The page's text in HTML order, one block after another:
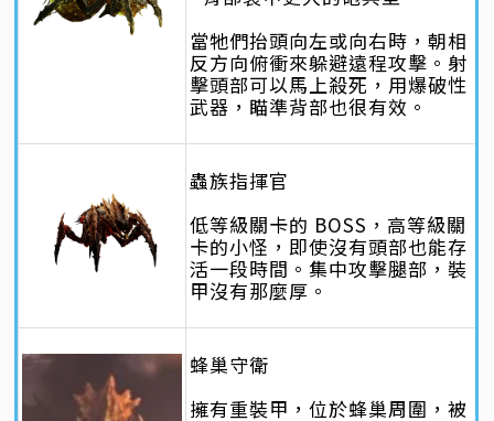
當牠們抬頭向左或向右時，朝相
反方向俯衝來躲避遠程攻擊。射
擊頭部可以馬上殺死，用爆破性
武器，瞄準背部也很有效。
蟲族指揮官
低等級關卡的 BOSS，高等級關
卡的小怪，即使沒有頭部也能存
活一段時間。集中攻擊腿部，裝
甲沒有那麼厚。
蜂巢守衛
擁有重裝甲，位於蜂巢周圍，被